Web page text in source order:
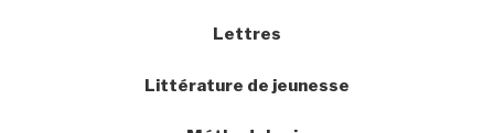
Lettres
Littérature de jeunesse